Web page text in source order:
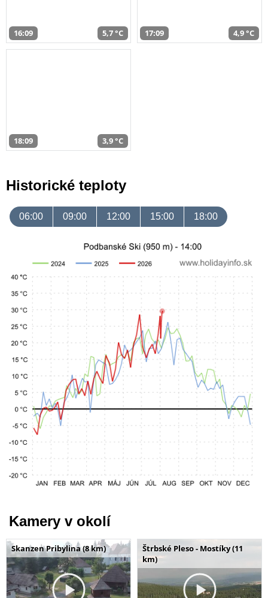
16:09 5,7 °C 17:09 4,9 °C
18:09 3,9 °C
Historické teploty
06:00 09:00 12:00 15:00 18:00
Kamery v okolí
Skanzen Pribylina (8 km)
Štrbské Pleso - Mostíky (11
km)